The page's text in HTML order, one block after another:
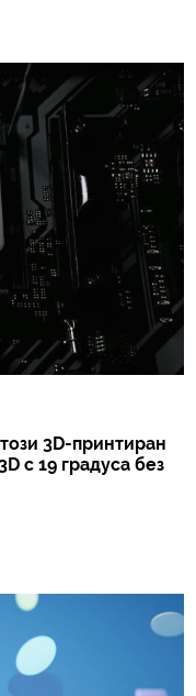
3D-принтиран
с 19 градуса без